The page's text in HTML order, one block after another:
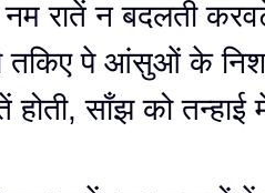
रातें न बदलती
तकिए पे आंसुओं के
होती, साँझ को तन्हाई